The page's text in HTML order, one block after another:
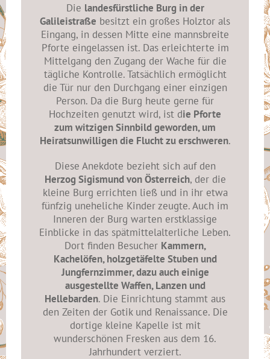
Die landesfürstliche Burg in der
Galileistraße besitzt ein großes Holztor als
Eingang, in dessen Mitte eine mannsbreite
Pforte eingelassen ist. Das erleichterte im
Mittelgang den Zugang der Wache für die
tägliche Kontrolle. Tatsächlich ermöglicht
die Tür nur den Durchgang einer einzigen
Person. Da die Burg heute gerne für
Hochzeiten genutzt wird, ist die Pforte
zum witzigen Sinnbild geworden, um
Heiratsunwilligen die Flucht zu erschweren.
Diese Anekdote bezieht sich auf den
Herzog Sigismund von Österreich, der die
kleine Burg errichten ließ und in ihr etwa
fünfzig uneheliche Kinder zeugte. Auch im
Inneren der Burg warten erstklassige
Einblicke in das spätmittelalterliche Leben.
Dort finden Besucher Kammern,
Kachelöfen, holzgetäfelte Stuben und
Jungfernzimmer, dazu auch einige
ausgestellte Waffen, Lanzen und
Hellebarden. Die Einrichtung stammt aus
den Zeiten der Gotik und Renaissance. Die
dortige kleine Kapelle ist mit
wunderschönen Fresken aus dem 16.
Jahrhundert verziert.